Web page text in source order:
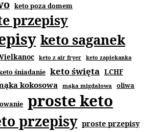
keto poza domem
przepisy
keto saganek
keto z air fryer keto zapiekanka
śniadanie keto święta LCHF
kokosowa mąka migdałowa oliwa
proste keto
przepisy proste przepisy